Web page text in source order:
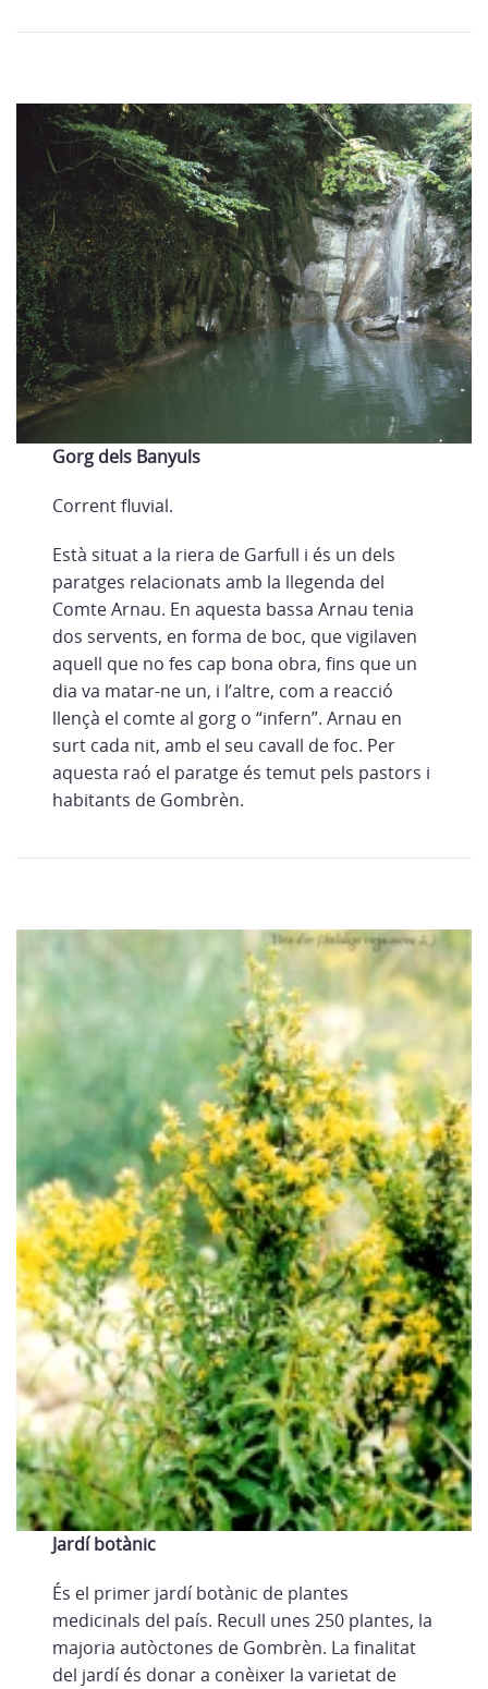
Gorg dels Banyuls
Corrent fluvial.
Està situat a la riera de Garfull i és un dels
paratges relacionats amb la llegenda del
Comte Arnau. En aquesta bassa Arnau tenia
dos servents, en forma de boc, que vigilaven
aquell que no fes cap bona obra, fins que un
dia va matar-ne un, i l’altre, com a reacció
llençà el comte al gorg o “infern”. Arnau en
surt cada nit, amb el seu cavall de foc. Per
aquesta raó el paratge és temut pels pastors i
habitants de Gombrèn.
Jardí botànic
És el primer jardí botànic de plantes
medicinals del país. Recull unes 250 plantes, la
majoria autòctones de Gombrèn. La finalitat
del jardí és donar a conèixer la varietat de